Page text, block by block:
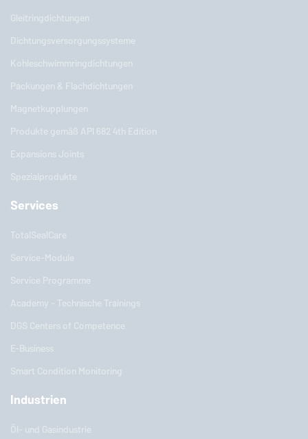
Gleitringdichtungen
Dichtungsversorgungssysteme
Kohleschwimmringdichtungen
Packungen & Flachdichtungen
Magnetkupplungen
Produkte gemäß API 682 4th Edition
Expansions Joints
Spezialprodukte
Services
TotalSealCare
Service-Module
Service Programme
Academy - Technische Trainings
DGS Centers of Competence
E-Business
Smart Condition Monitoring
Industrien
Öl- und Gasindustrie